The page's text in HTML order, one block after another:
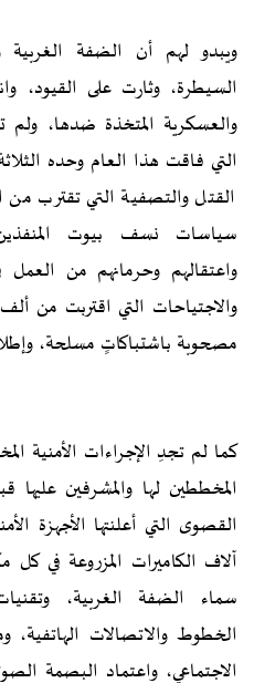
ويبدو لهم أن الضفة
السيطرة، وثارت على القيود،
والعسكرية المتخذة ضدها، ولم
التي فاقت هذا العام وحده
القتل والتصفية التي تقترب من
سياسات نسف بيوت
واعتقالهم وحرمانهم من
والاجتياحات التي اقتربت من
مصحوبة باشتباكاتٍ مسلحة،
كما لم تجدِ الإجراءات الأمنية
المخططين لها والمشرفين
القصوى التي أعلنتها الأجهزة
آلاف الكاميرات المزروعة في كل
سماء الضفة الغربية،
الخطوط والاتصالات
الاجتماعي، واعتماد البصمة